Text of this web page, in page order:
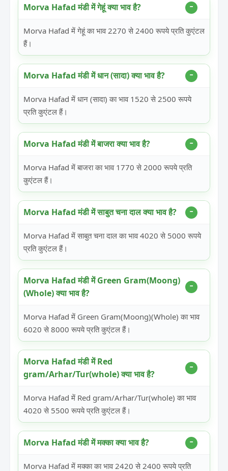
Morva Hafad मंडी में गेहूं क्या भाव है?
Morva Hafad में गेहूं का भाव 2270 से 2400 रूपये प्रति कुएंटल
हैं।
Morva Hafad मंडी में धान (सादा) क्या भाव है?
Morva Hafad में धान (सादा) का भाव 1520 से 2500 रूपये
प्रति कुएंटल हैं।
Morva Hafad मंडी में बाजरा क्या भाव है?
Morva Hafad में बाजरा का भाव 1770 से 2000 रूपये प्रति
कुएंटल हैं।
Morva Hafad मंडी में साबुत चना दाल क्या भाव है?
Morva Hafad में साबुत चना दाल का भाव 4020 से 5000 रूपये
प्रति कुएंटल हैं।
Morva Hafad मंडी में Green Gram(Moong)
(Whole) क्या भाव है?
Morva Hafad में Green Gram(Moong)(Whole) का भाव
6020 से 8000 रूपये प्रति कुएंटल हैं।
Morva Hafad मंडी में Red
gram/Arhar/Tur(whole) क्या भाव है?
Morva Hafad में Red gram/Arhar/Tur(whole) का भाव
4020 से 5500 रूपये प्रति कुएंटल हैं।
Morva Hafad मंडी में मक्का क्या भाव है?
Morva Hafad में मक्का का भाव 2420 से 2400 रूपये प्रति